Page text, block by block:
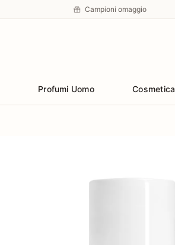
Campioni omaggio
Profumi Uomo Cosmetica